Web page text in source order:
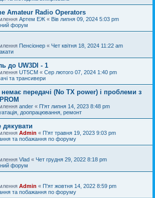
Аmateur Radio Operators
Артем ЕЖ « Вів липня 09, 2024 5:03 pm
форум
Пенсіонер « Чет квітня 18, 2024 11:22 am
до UW3DI - 1
UT5CM « Сер лютого 07, 2024 1:40 pm
та трансивери
немає передачі (No TX power) і проблеми з
ander « П'ят липня 14, 2023 8:48 pm
доопрацювання, ремонт
дякувати
Admin « П'ят травня 19, 2023 9:03 pm
та побажання по форуму
Vlad « Чет грудня 29, 2022 8:18 pm
форум
Admin « П'ят жовтня 14, 2022 8:59 pm
та побажання по форуму